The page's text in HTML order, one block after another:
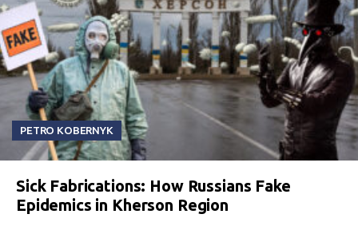
PETRO KOBERNYK
Sick Fabrications: How Russians Fake
Epidemics in Kherson Region